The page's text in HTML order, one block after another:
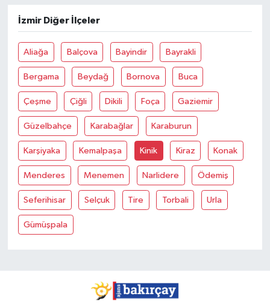
İzmir Diğer İlçeler
Aliağa Balçova Bayindir Bayrakli
Bergama Beydağ Bornova Buca
Çeşme Çiğli Dikili Foça Gaziemir
Güzelbahçe Karabağlar Karaburun
Karşiyaka Kemalpaşa Kinik Kiraz Konak
Menderes Menemen Narlidere Ödemiş
Seferihisar Selçuk Tire Torbali Urla
Gümüşpala